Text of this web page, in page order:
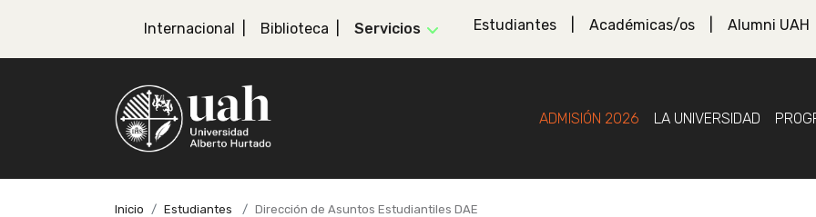
Internacional Biblioteca Servicios Estudiantes Académicas/os Alumni UAH
ADMISIÓN 2026 LA UNIVERSIDAD
Inicio Estudiantes Dirección de Asuntos Estudiantiles DAE